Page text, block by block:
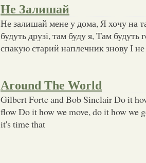
Не Залишай
Не залишай мене у дома, Я хочу на
будуть друзі, там буду я, Там будуть
спакую старий наплечник знову І
Around The World
Gilbert Forte and Bob Sinclair Do it
flow Do it how we move, do it how we
it's time that